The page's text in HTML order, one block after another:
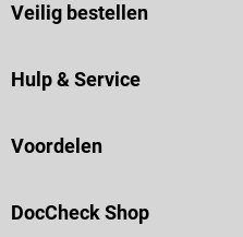
Veilig bestellen
Hulp & Service
Voordelen
DocCheck Shop